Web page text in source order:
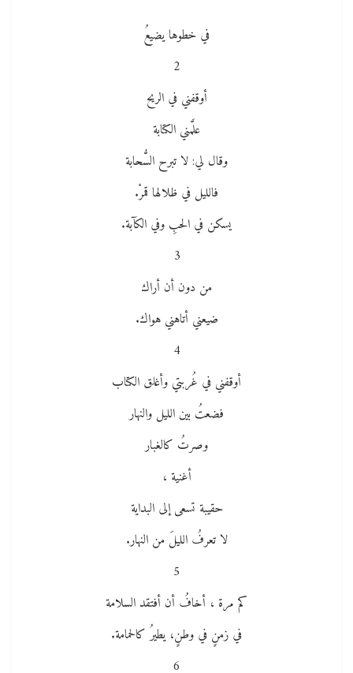
في خطوها يضيعُ
2
أوقفني في الريح
علَّمني الكتابة
وقال لي: لا تبرح السُّحابة
فالليل في ظلالها قمرْ.
يسكن في الحبِ وفي الكآبة.
3
من دون أن أراك
ضيعني أتاهني هواك.
4
أوقفني في غُربتي وأغلق الكتاب
فضعتُ بين الليل والنهار
وصرتُ كالغبار
أغنية ،
حقيبة تسعى إلى البداية
لا تعرفُ الليلَ من النهار.
5
كم مرة ، أخافُ أن أفتقد السلامة
في زمنٍ في وطنٍ، يطيرُ كالحمامة.
6